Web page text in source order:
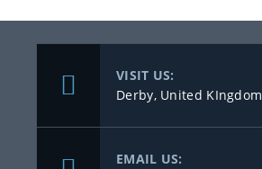
VISIT US:
Derby, United KIngdom
EMAIL US: